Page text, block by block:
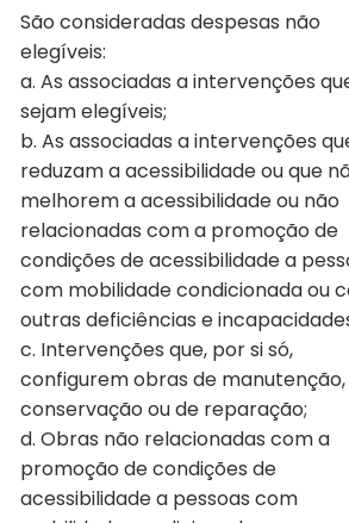
São consideradas despesas não
elegíveis:
a. As associadas a intervenções
sejam elegíveis;
b. As associadas a intervenções
reduzam a acessibilidade ou que
melhorem a acessibilidade ou não
relacionadas com a promoção de
condições de acessibilidade a
com mobilidade condicionada ou
outras deficiências e
c. Intervenções que, por si só,
configurem obras de manutenção,
conservação ou de reparação;
d. Obras não relacionadas com a
promoção de condições de
acessibilidade a pessoas com